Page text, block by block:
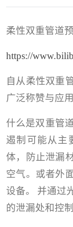
柔性双重管道
https://
自从柔性双重
广泛称赞与应用
什么是双重管
遏制可能从主
体，防止泄漏
空气。或者外
设备。
并通过
的泄漏处和控